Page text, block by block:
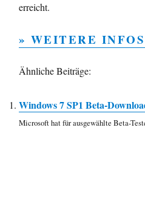
erreicht.
» WEITERE
Ähnliche Beiträge:
Windows 7 SP1 Beta-
Microsoft hat für ausgewählte Beta-